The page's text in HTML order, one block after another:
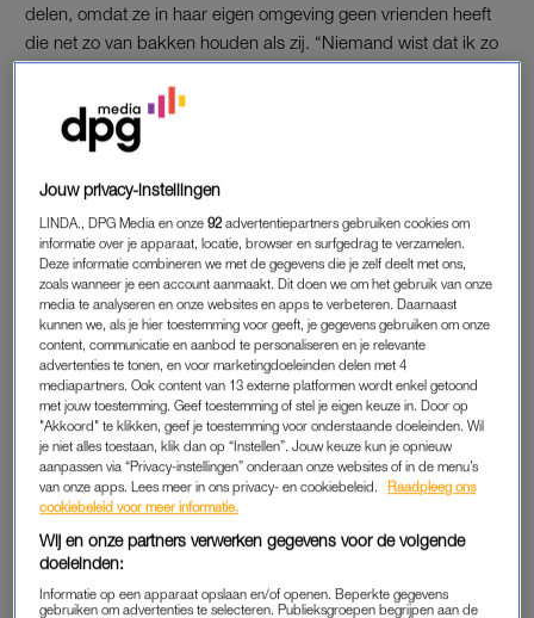
delen, omdat ze in haar eigen omgeving geen vrienden heeft
die net zo van bakken houden als zij. “Niemand wist dat ik zo
fanatiek bakte.
Ik stapte het programma in met een soort onbevangenheid. De
andere kandidaten hadden het wel eens over bepaalde
technische opdrachten die elk seizoen terugkwamen.” Veel
namelijk herhaald. “Dan dacht ik: huh, had ik dit kunnen
weten? Daarom vond ik de technische opdrachten vaak lastig.
Dat soort dingen leerde ik allemaal ter plekke.” Haar
deelname wordt uiteindelijk een groot succes. Na acht weken
vol opdrachten, stress en eindeloos bakken wint ze het
programma.
GEMENGDE GEVOELENS
Als Mercedes terugblikt op die periode moet ze altijd lachen.
“Er komen veel verschillende emoties naar boven. Ik vond het
best heftig om te doen. Je hebt twee opnamedagen per week,
die periode was ik ook aan het verhuizen. Het was erg veel
Jouw privacy-instellingen
LINDA., DPG Media en onze92 advertentiepartners gebruiken cookies om
informatie over je apparaat, locatie, browser en surfgedrag te verzamelen.
Deze informatie combineren we met de gegevens die je zelf deelt met ons,
zoals wanneer je een account aanmaakt. Dit doen we om het gebruik van onze
media te analyseren en onze websites en apps te verbeteren. Daarnaast
kunnen we, als je hier toestemming voor geeft, je gegevens gebruiken om onze
content, communicatie en aanbod te personaliseren en je relevante
advertenties te tonen, en voor marketingdoeleinden delen met 4
mediapartners. Ook content van 13 externe platformen wordt enkel getoond
met jouw toestemming. Geef toestemming of stel je eigen keuze in. Door op
"Akkoord" te klikken, geef je toestemming voor onderstaande doeleinden. Wil
je niet alles toestaan, klik dan op “Instellen”. Jouw keuze kun je opnieuw
aanpassen via “Privacy-instellingen” onderaan onze websites of in de menu’s
van onze apps. Lees meer in ons privacy- en cookiebeleid.
Raadpleeg ons
cookiebeleid voor meer informatie.
Wij en onze partners verwerken gegevens voor de volgende
doeleinden:
Informatie op een apparaat opslaan en/of openen. Beperkte gegevens
gebruiken om advertenties te selecteren. Publieksgroepen begrijpen aan de